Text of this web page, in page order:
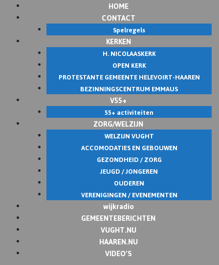
HOME
CONTACT
Spelregels
KERKEN
H. NICOLAASKERK
OPEN KERK
PROTESTANTE GEMEENTE HELEVOIRT-HAAREN
BEZINNINGSCENTRUM EMMAUS
V55+
55+ activiteiten
ZORG/WELZIJN
WELZIJN VUGHT
ACCOMODATIES EN GEBOUWEN
GEZONDHEID / ZORG
JEUGD / JONGEREN
OUDEREN
VERENIGINGEN / EVENEMENTEN
wijkradio
GEMEENTEBERICHTEN
VUGHT.NU
HAAREN.NU
VIDEO’S